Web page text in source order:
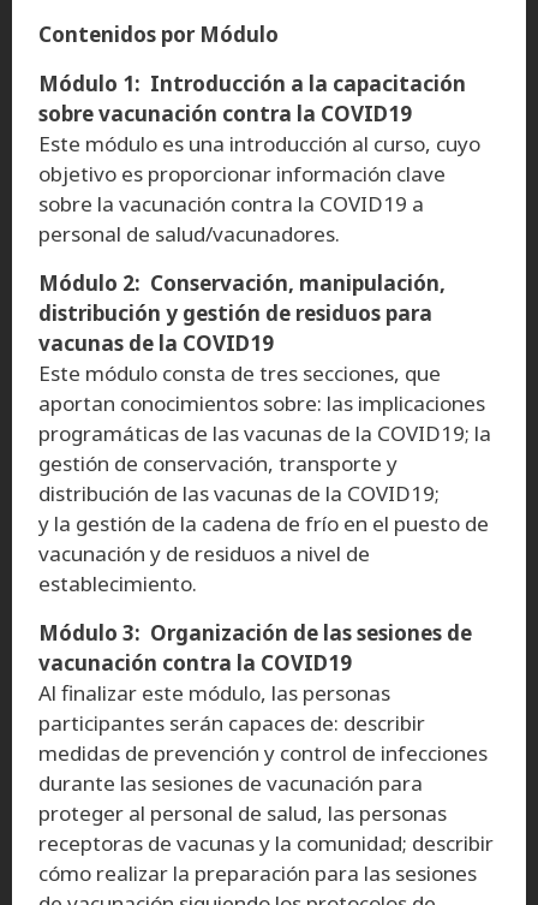
Contenidos por Módulo
Módulo 1: Introducción a la capacitación
sobre vacunación contra la COVID19
Este módulo es una introducción al curso, cuyo
objetivo es proporcionar información clave
sobre la vacunación contra la COVID19 a
personal de salud/vacunadores.
Módulo 2: Conservación, manipulación,
distribución y gestión de residuos para
vacunas de la COVID19
Este módulo consta de tres secciones, que
aportan conocimientos sobre: las implicaciones
programáticas de las vacunas de la COVID19; la
gestión de conservación, transporte y
distribución de las vacunas de la COVID19;
y la gestión de la cadena de frío en el puesto de
vacunación y de residuos a nivel de
establecimiento.
Módulo 3: Organización de las sesiones de
vacunación contra la COVID19
Al finalizar este módulo, las personas
participantes serán capaces de: describir
medidas de prevención y control de infecciones
durante las sesiones de vacunación para
proteger al personal de salud, las personas
receptoras de vacunas y la comunidad; describir
cómo realizar la preparación para las sesiones